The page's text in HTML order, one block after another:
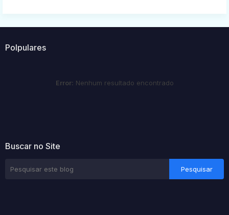
Polpulares
Error: Nenhum resultado encontrado
Buscar no Site